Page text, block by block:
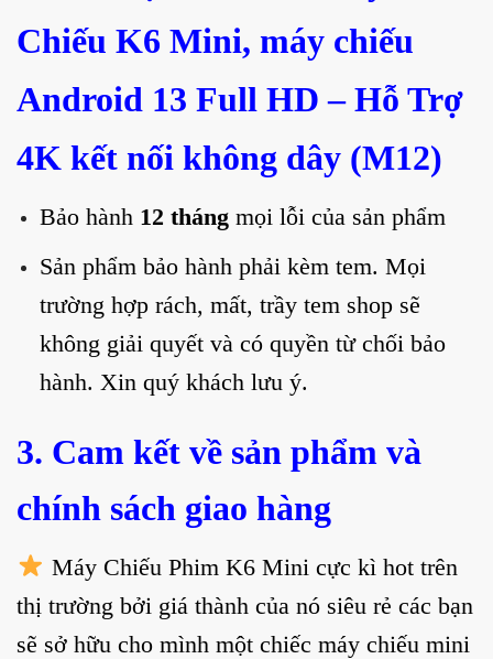
Chiếu K6 Mini, máy chiếu
Android 13 Full HD – Hỗ Trợ
4K kết nối không dây (M12)
Bảo hành 12 thángmọi lỗi của sản phẩm
Sản phẩm bảo hành phải kèm tem. Mọi
trường hợp rách, mất, trầy tem shop sẽ
không giải quyết và có quyền từ chối bảo
hành. Xin quý khách lưu ý.
3. Cam kết về sản phẩm và
chính sách giao hàng
Máy Chiếu Phim K6 Mini cực kì hot trên
thị trường bởi giá thành của nó siêu rẻ các bạn
sẽ sở hữu cho mình một chiếc máy chiếu mini